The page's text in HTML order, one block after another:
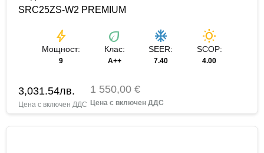
SRC25ZS-W2 PREMIUM
bolt
Мощност:
9
eco
Клас:
A++
ac_unit
SEER:
7.40
wb_sunny
SCOP:
4.00
3,031.54лв. 1 550,00 €